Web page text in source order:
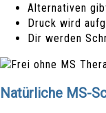
Alternativen
Druck wird
Dir werden
Natürliche MS-